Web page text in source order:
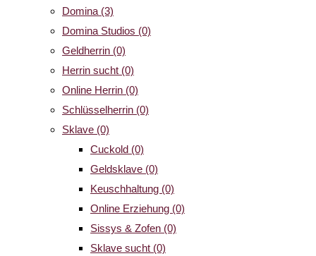
Domina (3)
Domina Studios (0)
Geldherrin (0)
Herrin sucht (0)
Online Herrin (0)
Schlüsselherrin (0)
Sklave (0)
Cuckold (0)
Geldsklave (0)
Keuschhaltung (0)
Online Erziehung (0)
Sissys & Zofen (0)
Sklave sucht (0)